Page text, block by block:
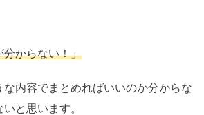
分からない！」
な内容でまとめればいいのか分からな
と思います。